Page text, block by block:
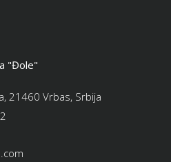
"Đole"
21460 Vrbas, Srbija